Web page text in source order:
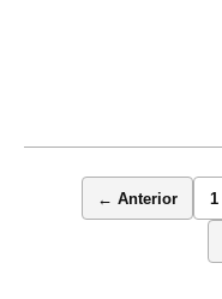
← Anterior 1